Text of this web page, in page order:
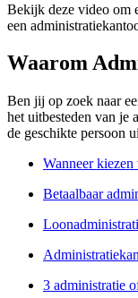
Bekijk deze video om
een
Waarom
Ben jij op zoek naar
het uitbesteden van je
de geschikte persoon
Wanneer
Betaalbaar
3 administratie